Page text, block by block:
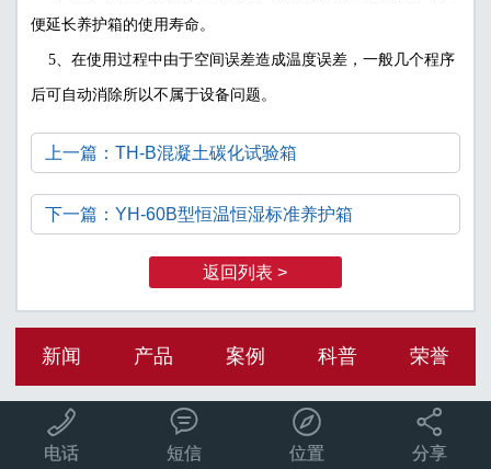
便延长养护箱的使用寿命。
5、在使用过程中由于空间误差造成温度误差，一般几个程序
后可自动消除所以不属于设备问题。
上一篇：TH-B混凝土碳化试验箱
下一篇：YH-60B型恒温恒湿标准养护箱
返回列表 >
新闻 产品 案例 科普 荣誉

电话

短信

位置

分享